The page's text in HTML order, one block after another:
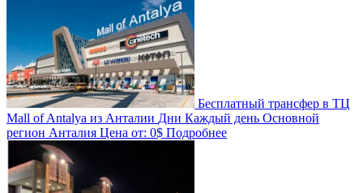
Бесплатный трансфер в ТЦ
Mall of Antalya из Анталии Дни Каждый день Основной
регион Анталия Цена от: 0$ Подробнее